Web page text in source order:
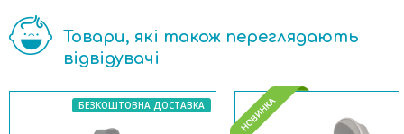
Товари, які також переглядають
відвідувачі
БЕЗКОШТОВНА ДОСТАВКА